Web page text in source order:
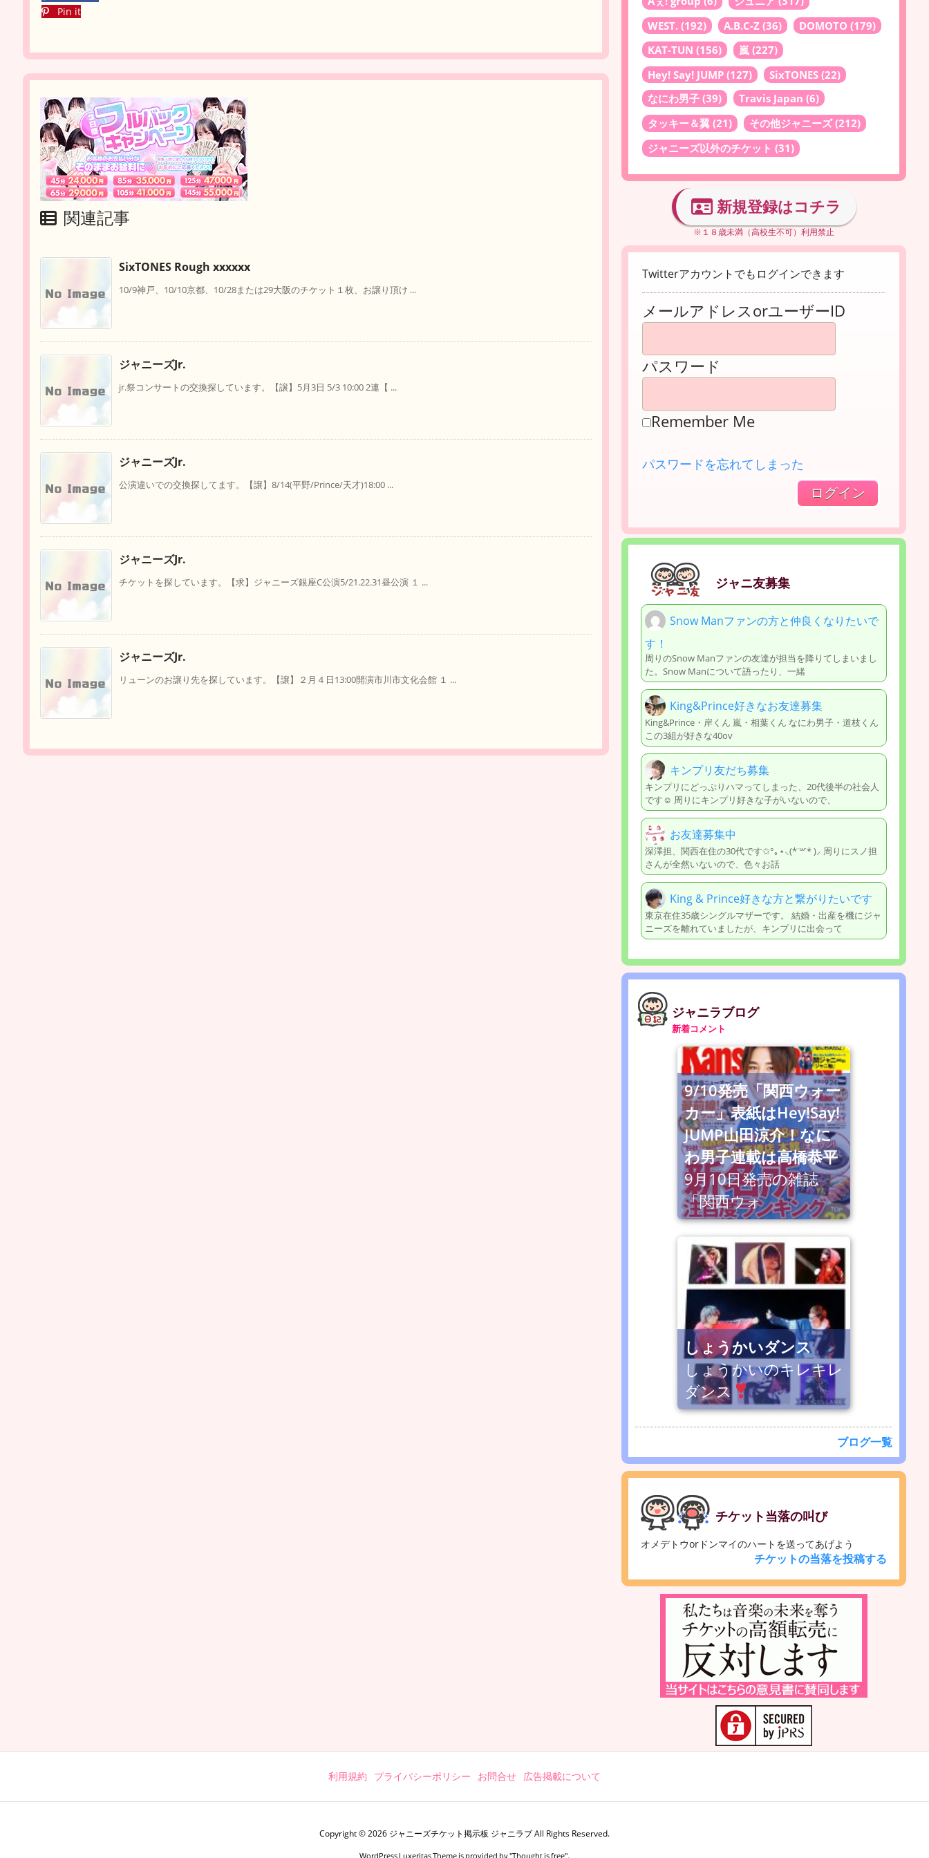
Pin it
関連記事
SixTONES Rough xxxxxx
10/9神戸、10/10京都、10/28または29大阪のチケット１枚、お譲り頂け ...
ジャニーズJr.
jr.祭コンサートの交換探しています。【譲】5月3日 5/3 10:00 2連【 ...
ジャニーズJr.
公演違いでの交換探してます。【譲】8/14(平野/Prince/天才)18:00 ...
ジャニーズJr.
チケットを探しています。【求】ジャニーズ銀座C公演5/21.22.31昼公演 １ ...
ジャニーズJr.
リューンのお譲り先を探しています。【譲】２月４日13:00開演市川市文化会館 １ ...
WEST. (192) A.B.C-Z (36) DOMOTO (179)
KAT-TUN (156) 嵐 (227)
Hey! Say! JUMP (127) SixTONES (22)
なにわ男子 (39) Travis Japan (6)
タッキー＆翼 (21) その他ジャニーズ(212)
ジャニーズ以外のチケット (31)
新規登録はコチラ
※１８歳未満（高校生不可）利用禁止
Twitterアカウントでもログインできます
メールアドレスorユーザーID
パスワード
Remember Me
パスワードを忘れてしまった
ジャニ友募集
Snow Manファンの方と仲良くなりたいで
す！
周りのSnow Manファンの友達が担当を降りてしまいまし
た。Snow Manについて語ったり、一緒
King&Prince好きなお友達募集
King&Prince・岸くん 嵐・相葉くん なにわ男子・道枝くん
この3組が好きな40ov
キンプリ友だち募集
キンプリにどっぷりハマってしまった、20代後半の社会人
です☺︎ 周りにキンプリ好きな子がいないので、
お友達募集中
深澤担、関西在住の30代です✩°｡⋆⸜(*˙꒳˙* )⸝ 周りにスノ担
さんが全然いないので、色々お話
King & Prince好きな方と繋がりたいです
東京在住35歳シングルマザーです。 結婚・出産を機にジャ
ニーズを離れていましたが、キンプリに出会って
ジャニラブログ
新着コメント
9/10発売「関西ウォー
カー」表紙はHey!Say!
JUMP山田涼介！なに
わ男子連載は高橋恭平
9月10日発売の雑誌
「関西ウォ
しょうかいダンス
しょうかいのキレキレ
ダンス
ブログ一覧
チケット当落の叫び
オメデトウorドンマイのハートを送ってあげよう
チケットの当落を投稿する
利用規約 プライバシーポリシー お問合せ 広告掲載について
Copyright ©2026 ジャニーズチケット掲示板 ジャニラブAll Rights Reserved.
WordPress Luxeritas Theme is provided by "Thought is free".